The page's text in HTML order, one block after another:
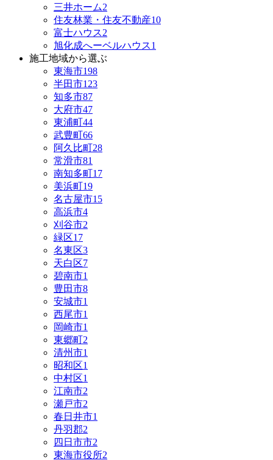
三井ホーム2
住友林業・住友不動産10
富士ハウス2
旭化成へーベルハウス1
施工地域から選ぶ
東海市198
半田市123
知多市87
大府市47
東浦町44
武豊町66
阿久比町28
常滑市81
南知多町17
美浜町19
名古屋市15
高浜市4
刈谷市2
緑区17
名東区3
天白区7
碧南市1
豊田市8
安城市1
西尾市1
岡崎市1
東郷町2
清州市1
昭和区1
中村区1
江南市2
瀬戸市2
春日井市1
丹羽郡2
四日市市2
東海市役所2